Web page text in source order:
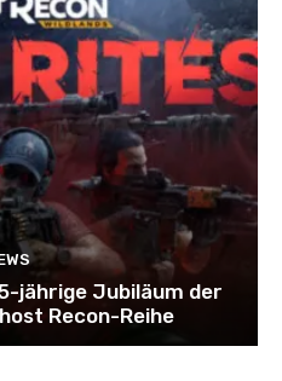
jährige Jubiläum der
Recon-Reihe